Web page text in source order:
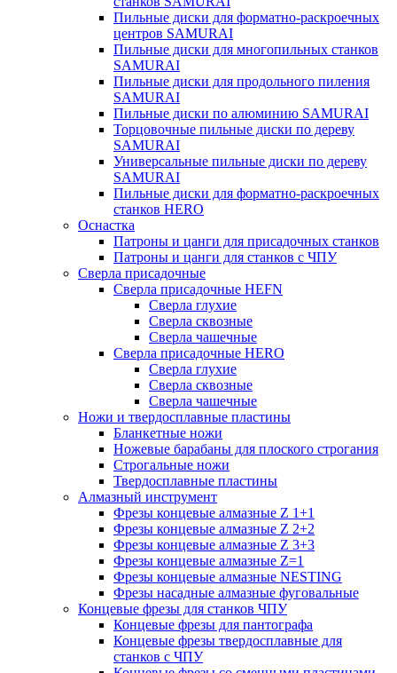
Пильные диски для форматно-раскроечных
центров SAMURAI
Пильные диски для многопильных станков
SAMURAI
Пильные диски для продольного пиления
SAMURAI
Пильные диски по алюминию SAMURAI
Торцовочные пильные диски по дереву
SAMURAI
Универсальные пильные диски по дереву
SAMURAI
Пильные диски для форматно-раскроечных
станков HERO
Оснастка
Патроны и цанги для присадочных станков
Патроны и цанги для станков с ЧПУ
Сверла присадочные
Сверла присадочные HEFN
Сверла глухие
Сверла сквозные
Сверла чашечные
Сверла присадочные HERO
Сверла глухие
Сверла сквозные
Сверла чашечные
Ножи и твердосплавные пластины
Бланкетные ножи
Ножевые барабаны для плоского строгания
Строгальные ножи
Твердосплавные пластины
Алмазный инструмент
Фрезы концевые алмазные Z 1+1
Фрезы концевые алмазные Z 2+2
Фрезы концевые алмазные Z 3+3
Фрезы концевые алмазные Z=1
Фрезы концевые алмазные NESTING
Фрезы насадные алмазные фуговальные
Концевые фрезы для станков ЧПУ
Концевые фрезы для пантографа
Концевые фрезы твердосплавные для
станков с ЧПУ